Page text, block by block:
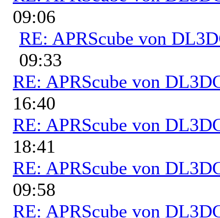
09:06
RE: APRScube von
09:33
RE: APRScube von
16:40
RE: APRScube von
18:41
RE: APRScube von
09:58
RE: APRScube von